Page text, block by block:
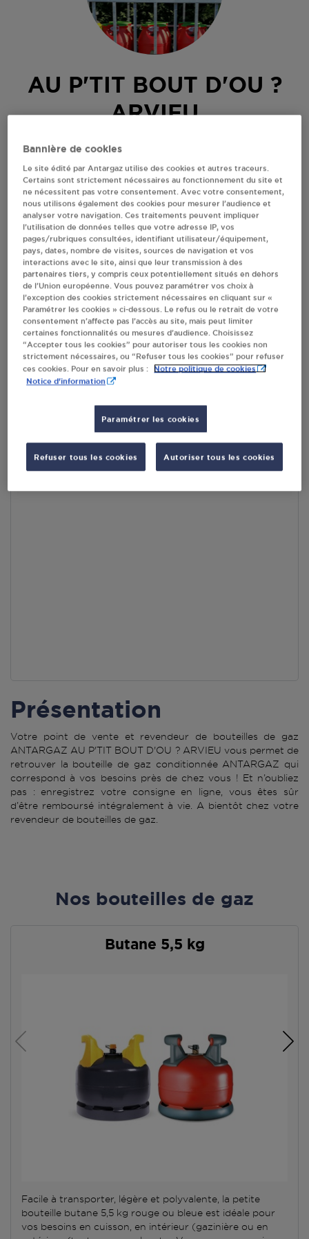
AU P'TIT BOUT D'OU ?
ARVIEU
RUE DE LA POSTE
Revendeur de bouteilles de gaz
S'Y RENDRE
AFFICHER LE TÉLÉPHONE
RECEVOIR LES COORDONNÉES DU REVENDEUR
En cliquant sur « S’y rendre », j’autorise le traitement
d’informations (dont mon adresse IP) et leur transfert hors UE
par Google Maps afin d’afficher la carte.
En savoir plus
Accès
Présentation
Votre point de vente et revendeur de bouteilles de gaz
ANTARGAZ AU P'TIT BOUT D'OU ? ARVIEU vous permet de
retrouver la bouteille de gaz conditionnée ANTARGAZ qui
correspond à vos besoins près de chez vous ! Et n’oubliez
pas : enregistrez votre consigne en ligne, vous êtes sûr
d’être remboursé intégralement à vie. A bientôt chez votre
revendeur de bouteilles de gaz.
Nos bouteilles de gaz
Butane 5,5 kg
Facile à transporter, légère et polyvalente, la petite
bouteille butane 5,5 kg rouge ou bleue est idéale pour
vos besoins en cuisson, en intérieur (gazinière ou en
Bannière de cookies
Le site édité par Antargaz utilise des cookies et autres traceurs.
Certains sont strictement nécessaires au fonctionnement du site et
ne nécessitent pas votre consentement. Avec votre consentement,
nous utilisons également des cookies pour mesurer l’audience et
analyser votre navigation. Ces traitements peuvent impliquer
l’utilisation de données telles que votre adresse IP, vos
pages/rubriques consultées, identifiant utilisateur/équipement,
pays, dates, nombre de visites, sources de navigation et vos
interactions avec le site, ainsi que leur transmission à des
partenaires tiers, y compris ceux potentiellement situés en dehors
de l’Union européenne. Vous pouvez paramétrer vos choix à
l’exception des cookies strictement nécessaires en cliquant sur «
Paramétrer les cookies » ci-dessous. Le refus ou le retrait de votre
consentement n’affecte pas l’accès au site, mais peut limiter
certaines fonctionnalités ou mesures d’audience. Choisissez
“Accepter tous les cookies” pour autoriser tous les cookies non
strictement nécessaires, ou “Refuser tous les cookies” pour refuser
ces cookies. Pour en savoir plus :
Notre politique de cookies
Notice d'information
Paramétrer les cookies
Refuser tous les cookies Autoriser tous les cookies